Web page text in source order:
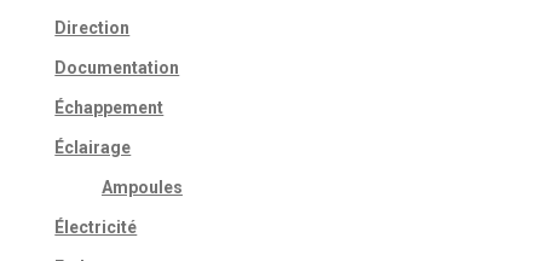
Direction
Documentation
Échappement
Éclairage
Ampoules
Électricité